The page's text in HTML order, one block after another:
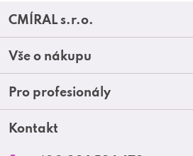
Z
á
p
a
CMÍRAL s.r.o.
Prodejny
O nás
Blog
Kontakt
Vše o nákupu
Doprava a platba
Obchodní podmínky
Reklamace a vrácení zboží
Pro profesionály
Akční letáky
Kontakt